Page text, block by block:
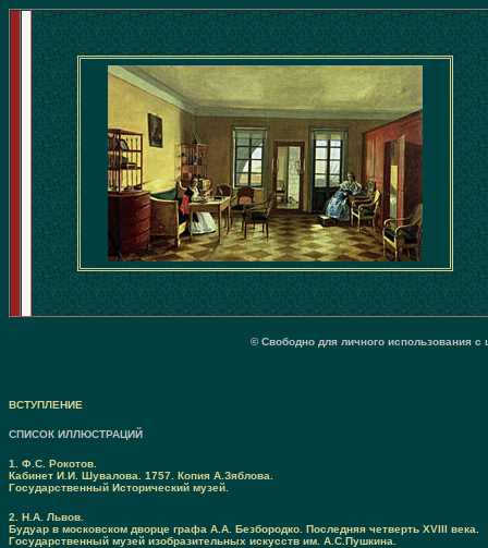
© Свободно для личного использования
ВСТУПЛЕНИЕ
СПИСОК ИЛЛЮСТРАЦИЙ
1. Ф.С. Рокотов.
Кабинет И.И. Шувалова. 1757. Копия А.Зяблова.
Государственный Исторический музей.
2. Н.А. Львов.
Будуар в московском дворце графа А.А. Безбородко. Последняя четверть XVIII века.
Государственный музей изобразительных искусств им. А.С.Пушкина.